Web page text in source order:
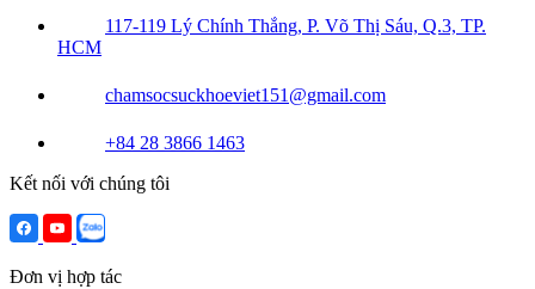
117-119 Lý Chính Thắng, P. Võ Thị Sáu, Q.3, TP.
HCM
chamsocsuckhoeviet151@gmail.com
+84 28 3866 1463
Kết nối với chúng tôi
Đơn vị hợp tác